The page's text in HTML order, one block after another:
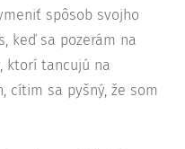
spôsob svojho
keď sa pozerám na
ktorí tancujú na
cítim sa pyšný, že som